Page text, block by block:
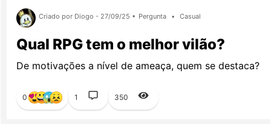
Criado por Diogo - 27/09/25 • Pergunta • Casual
Qual RPG tem o melhor vilão?
De motivações a nível de ameaça, quem se destaca?
0 1 350